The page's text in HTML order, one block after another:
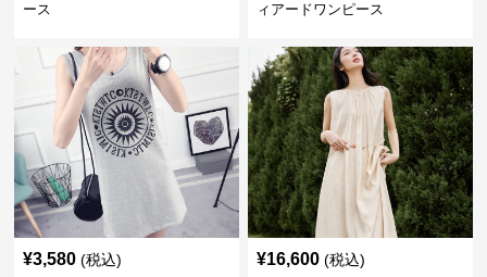
ース
ィアードワンピース
¥3,580 (税込) ¥16,600 (税込)